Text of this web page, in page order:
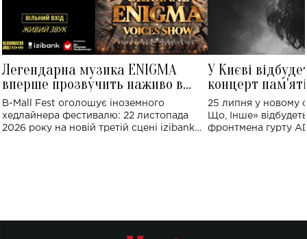
Легендарна музика ENIGMA
вперше прозвучить наживо в
Україні: де відбудеться концерт
B-Mall Fest оголошує іноземного
хедлайнера фестивалю: 22 листопада
2026 року на новій третій сцені izibank
У Києві
концерт
Клименка:
виконають
25 липня у новому
Що, Інше»
фронтмена гурту